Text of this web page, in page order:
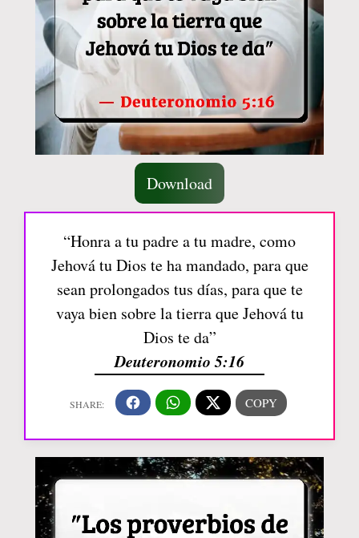
Download
“Honra a tu padre a tu madre, como
Jehová tu Dios te ha mandado, para que
sean prolongados tus días, para que te
vaya bien sobre la tierra que Jehová tu
Dios te da”
Deuteronomio 5:16